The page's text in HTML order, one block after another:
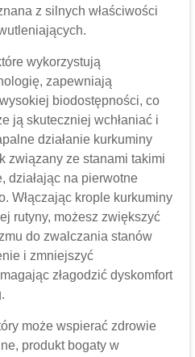
z silnych właściwości
wykorzystują
zapewniają
biodostępności, co
ją skuteczniej wchłaniać i
działanie kurkuminy
związany ze stanami takimi
działając na pierwotne
Włączając krople kurkuminy
rutyny, możesz zwiększyć
do zwalczania stanów
i zmniejszyć
złagodzić dyskomfort
może wspierać zdrowie
produkt bogaty w